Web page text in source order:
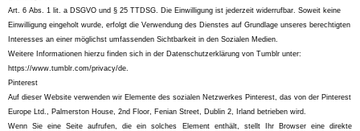
Art. 6 Abs. 1 lit. a DSGVO und § 25 TTDSG. Die Einwilligung ist jederzeit widerrufbar. Soweit keine
Einwilligung eingeholt wurde, erfolgt die Verwendung des Dienstes auf Grundlage unseres berechtigten
Interesses an einer möglichst umfassenden Sichtbarkeit in den Sozialen Medien.
Weitere Informationen hierzu finden sich in der Datenschutzerklärung von Tumblr unter:
https://www.tumblr.com/privacy/de.
Pinterest
Auf dieser Website verwenden wir Elemente des sozialen Netzwerkes Pinterest, das von der Pinterest
Europe Ltd., Palmerston House, 2nd Floor, Fenian Street, Dublin 2, Irland betrieben wird.
Wenn Sie eine Seite aufrufen, die ein solches Element enthält, stellt Ihr Browser eine direkte